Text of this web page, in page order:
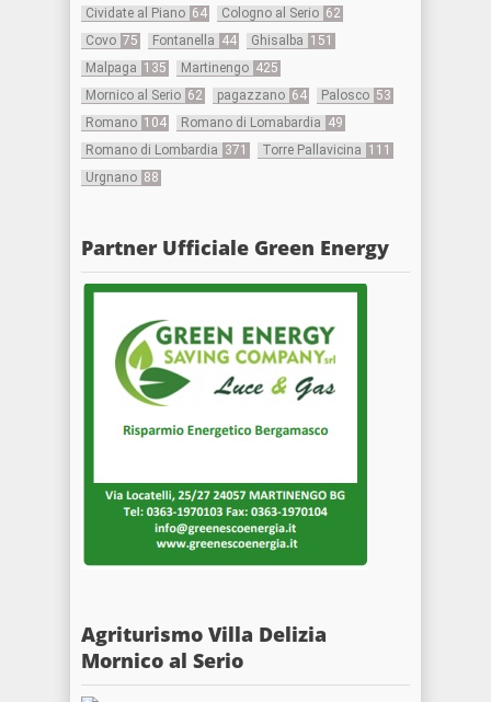
Cividate al Piano 64 Cologno al Serio 62
Covo 75 Fontanella 44 Ghisalba 151
Malpaga 135 Martinengo 425
Mornico al Serio 62 pagazzano 64 Palosco 53
Romano 104 Romano di Lomabardia 49
Romano di Lombardia 371 Torre Pallavicina 111
Urgnano 88
Partner Ufficiale Green Energy
Agriturismo Villa Delizia
Mornico al Serio